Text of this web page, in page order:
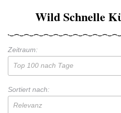
Wild Schnelle
Zeitraum:
Top 100 nach Tage
Sortiert nach:
Relevanz